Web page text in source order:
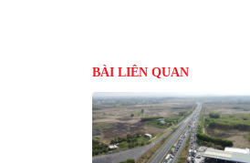
BÀI LIÊN QUAN